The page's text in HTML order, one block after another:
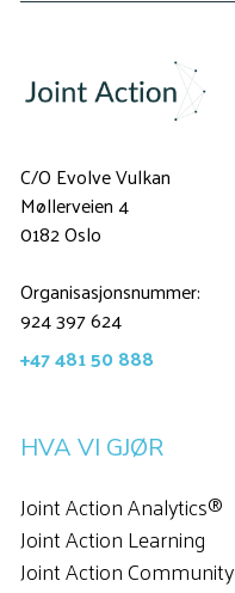
C/O Evolve Vulkan
Møllerveien 4
0182 Oslo
Organisasjonsnummer:
924 397 624
+47 481 50 888
HVA VI GJØR
Joint Action Analytics®
Joint Action Learning
Joint Action Community